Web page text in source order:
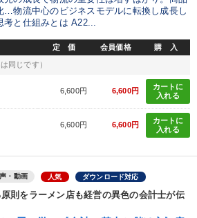
コミュニケーション 企業成長
政治家
多様性・ダイバーシティ 松下幸之助
…物流中心のビジネスモデルに転換し成長し
考と仕組みとは A22...
定 価 会員価格 購 入
同じです）
6,600円 6,600円
カートに
入れる
6,600円 6,600円
カートに
入れる
・動画 人気 ダウンロード対応
則をラーメン店も経営の異色の会計士が伝